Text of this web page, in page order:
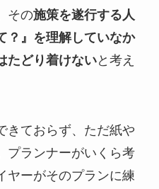
その施策を遂行する人
？』を理解していなか
たどり着けないと考え
きておらず、ただ紙や
プランナーがいくら考
ヤーがそのプランに練